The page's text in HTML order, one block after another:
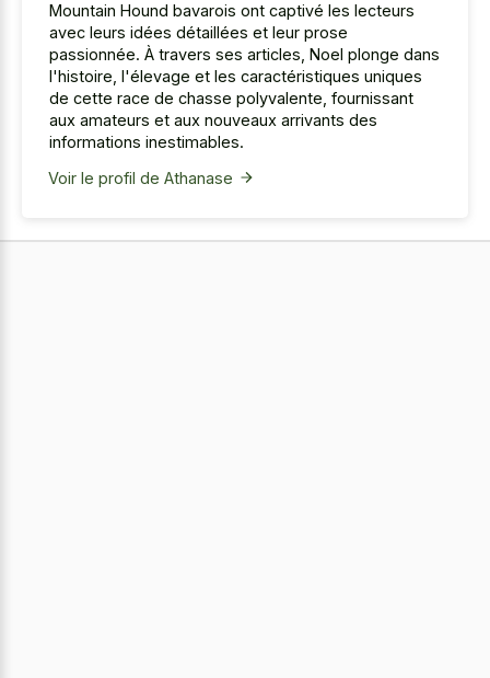
Mountain Hound bavarois ont captivé les lecteurs
avec leurs idées détaillées et leur prose
passionnée. À travers ses articles, Noel plonge dans
l'histoire, l'élevage et les caractéristiques uniques
de cette race de chasse polyvalente, fournissant
aux amateurs et aux nouveaux arrivants des
informations inestimables.
Voir le profil de Athanase